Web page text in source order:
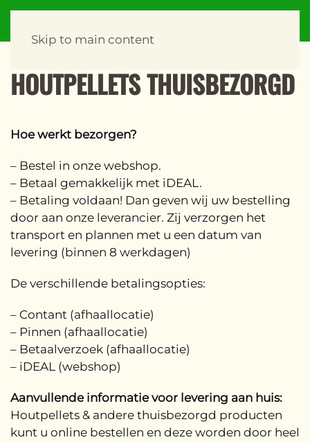
Skip to main content
HOUTPELLETS THUISBEZORGD
Hoe werkt bezorgen?
– Bestel in onze webshop.
– Betaal gemakkelijk met iDEAL.
– Betaling voldaan! Dan geven wij uw bestelling
door aan onze leverancier. Zij verzorgen het
transport en plannen met u een datum van
levering (binnen 8 werkdagen)
De verschillende betalingsopties:
– Contant (afhaallocatie)
– Pinnen (afhaallocatie)
– Betaalverzoek (afhaallocatie)
– iDEAL (webshop)
Aanvullende informatie voor levering aan huis:
Houtpellets & andere thuisbezorgd producten
kunt u online bestellen en deze worden door heel